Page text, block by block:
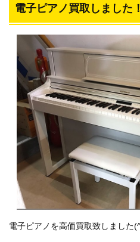
宮崎のバイク・原付きの中古買取
宮崎の事務用品・店舗用品の買取
買取のコツも！
宮崎の厨房用品・業務用什器の買
宮崎の遺品整理・片づけ業務依頼
洗濯機買取します！！！ 出張買
店舗案内
選ばれる理由
電子ピアノ買取しました
電子ピアノを高価買取致しました